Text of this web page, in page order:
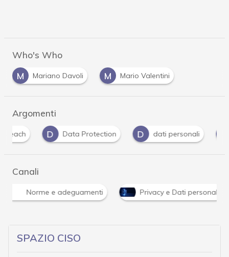
Who's Who
M
Mariano Davoli M Mario Valentini
Argomenti
D
Data Protection D dati personali D DPIA
Canali
Norme e adeguamenti Privacy e Dati personali
SPAZIO CISO